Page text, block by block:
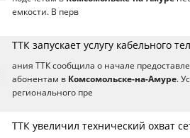
емкости. В перв
ТТК запускает услугу кабельного
ания ТТК сообщила о начале
абонентам в Комсомольске-на-Амуре.
регионального пре
ТТК увеличил технический охват